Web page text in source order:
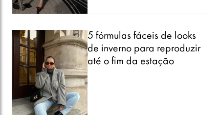
5 fórmulas fáceis de looks
de inverno para reproduzir
até o fim da estação